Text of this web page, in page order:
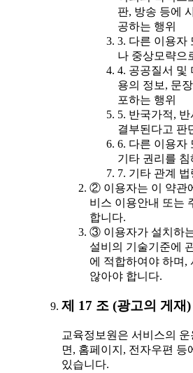
판, 방송 등에
공하는 행위
3. 다른 이용자
나 중상모략으
4. 공공질서 및
용의 정보, 문
포하는 행위
5. 반국가적,
결부된다고 판
6. 다른 이용자
기타 권리를 침
7. 기타 관계
② 이용자는 이 약관
비스 이용안내 또는
합니다.
③ 이용자가 설치하
설비의 기술기준에
에 적합하여야 하며,
않아야 합니다.
제 17 조 (광고의 게재)
교육정보원은 서비스의
면, 홈페이지, 전자우편 등
있습니다.